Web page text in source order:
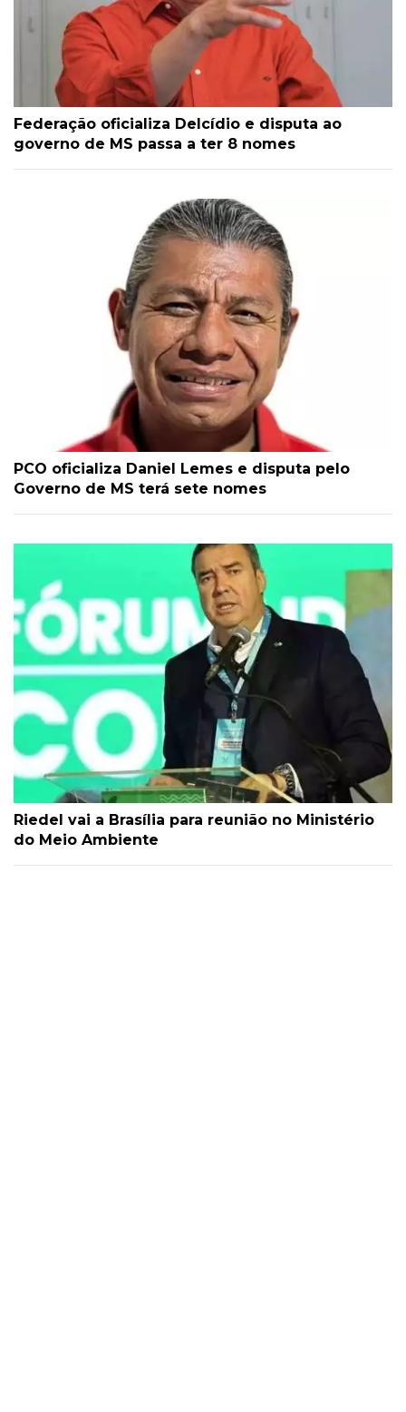
Federação oficializa Delcídio e disputa ao
governo de MS passa a ter 8 nomes
PCO oficializa Daniel Lemes e disputa pelo
Governo de MS terá sete nomes
Riedel vai a Brasília para reunião no Ministério
do Meio Ambiente